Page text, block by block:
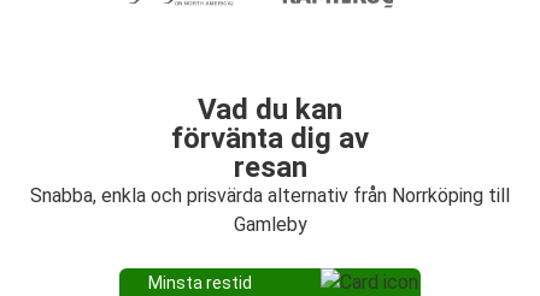
Vad du kan
förvänta dig av
resan
Snabba, enkla och prisvärda alternativ från Norrköping till
Gamleby
Minsta restid